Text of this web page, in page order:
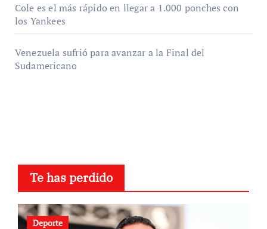
Cole es el más rápido en llegar a 1.000 ponches con
los Yankees
Venezuela sufrió para avanzar a la Final del
Sudamericano
Te has perdido
Deporte